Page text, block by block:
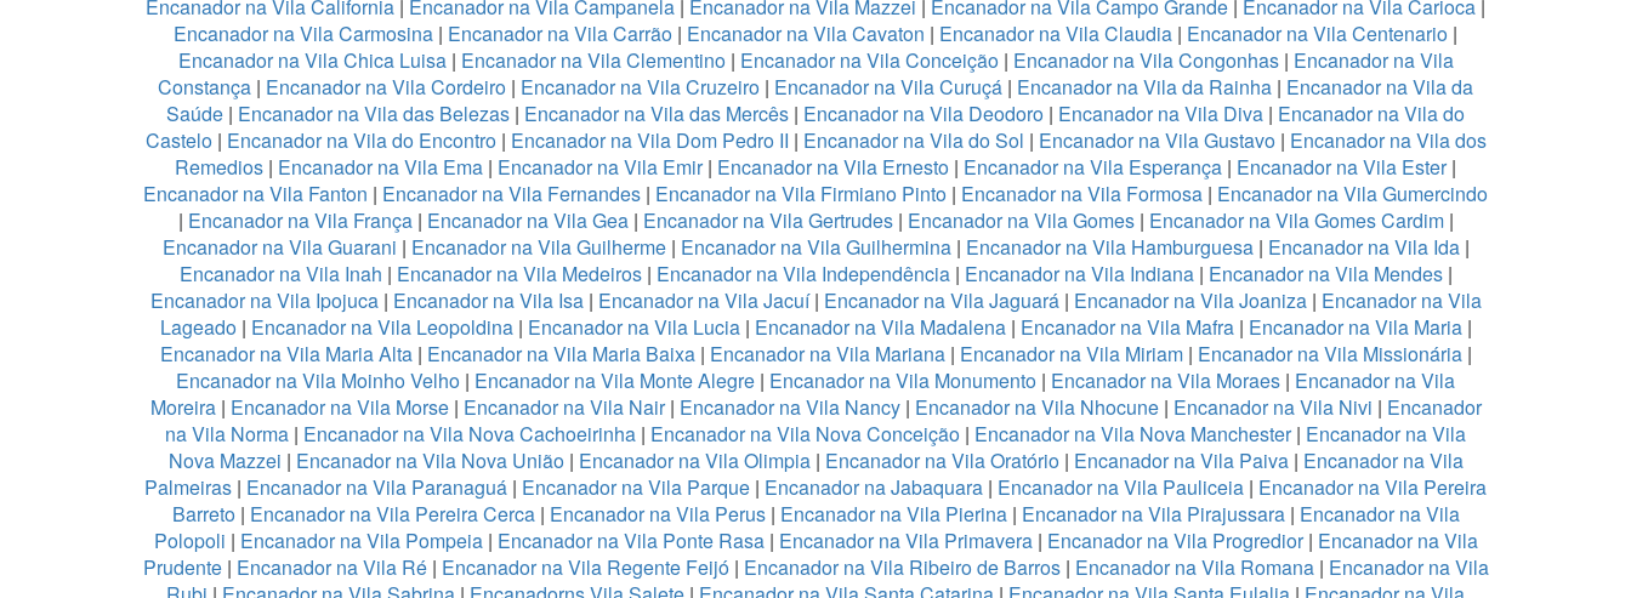
Encanador na Vila California | Encanador na Vila Campanela | Encanador na Vila Mazzei | Encanador na Vila Campo Grande | Encanador na Vila Carioca |
Encanador na Vila Carmosina | Encanador na Vila Carrão | Encanador na Vila Cavaton | Encanador na Vila Claudia | Encanador na Vila Centenario |
Encanador na Vila Chica Luisa | Encanador na Vila Clementino| Encanador na Vila Conceição| Encanador na Vila Congonhas| Encanador na Vila
Constança | Encanador na Vila Cordeiro | Encanador na Vila Cruzeiro | Encanador na Vila Curuçá | Encanador na Vila da Rainha | Encanador na Vila da
Saúde | Encanador na Vila das Belezas | Encanador na Vila das Mercês | Encanador na Vila Deodoro | Encanador na Vila Diva | Encanador na Vila do
Castelo| Encanador na Vila do Encontro| Encanador na Vila Dom Pedro II | Encanador na Vila do Sol | Encanador na Vila Gustavo| Encanador na Vila dos
Remedios | Encanador na Vila Ema | Encanador na Vila Emir| Encanador na Vila Ernesto | Encanador na Vila Esperança | Encanador na Vila Ester|
Encanador na Vila Fanton | Encanador na Vila Fernandes | Encanador na Vila Firmiano Pinto | Encanador na Vila Formosa | Encanador na Vila Gumercindo
| Encanador na Vila França| Encanador na Vila Gea| Encanador na Vila Gertrudes| Encanador na Vila Gomes| Encanador na Vila Gomes Cardim|
Encanador na Vila Guarani | Encanador na Vila Guilherme| Encanador na Vila Guilhermina| Encanador na Vila Hamburguesa| Encanador na Vila Ida|
Encanador na Vila Inah | Encanador na Vila Medeiros| Encanador na Vila Independência| Encanador na Vila Indiana| Encanador na Vila Mendes|
Encanador na Vila Ipojuca| Encanador na Vila Isa| Encanador na Vila Jacuí| Encanador na Vila Jaguará| Encanador na Vila Joaniza| Encanador na Vila
Lageado| Encanador na Vila Leopoldina| Encanador na Vila Lucia| Encanador na Vila Madalena| Encanador na Vila Mafra | Encanador na Vila Maria|
Encanador na Vila Maria Alta| Encanador na Vila Maria Baixa| Encanador na Vila Mariana| Encanador na Vila Miriam| Encanador na Vila Missionária|
Encanador na Vila Moinho Velho | Encanador na Vila Monte Alegre | Encanador na Vila Monumento | Encanador na Vila Moraes | Encanador na Vila
Moreira| Encanador na Vila Morse| Encanador na Vila Nair| Encanador na Vila Nancy| Encanador na Vila Nhocune| Encanador na Vila Nivi | Encanador
na Vila Norma | Encanador na Vila Nova Cachoeirinha | Encanador na Vila Nova Conceição | Encanador na Vila Nova Manchester| Encanador na Vila
Nova Mazzei | Encanador na Vila Nova União| Encanador na Vila Olimpia| Encanador na Vila Oratório| Encanador na Vila Paiva| Encanador na Vila
Palmeiras | Encanador na Vila Paranaguá | Encanador na Vila Parque | Encanador na Jabaquara | Encanador na Vila Pauliceia | Encanador na Vila Pereira
Barreto| Encanador na Vila Pereira Cerca| Encanador na Vila Perus| Encanador na Vila Pierina| Encanador na Vila Pirajussara| Encanador na Vila
Polopoli | Encanador na Vila Pompeia| Encanador na Vila Ponte Rasa| Encanador na Vila Primavera| Encanador na Vila Progredior| Encanador na Vila
Prudente| Encanador na Vila Ré| Encanador na Vila Regente Feijó| Encanador na Vila Ribeiro de Barros| Encanador na Vila Romana| Encanador na Vila